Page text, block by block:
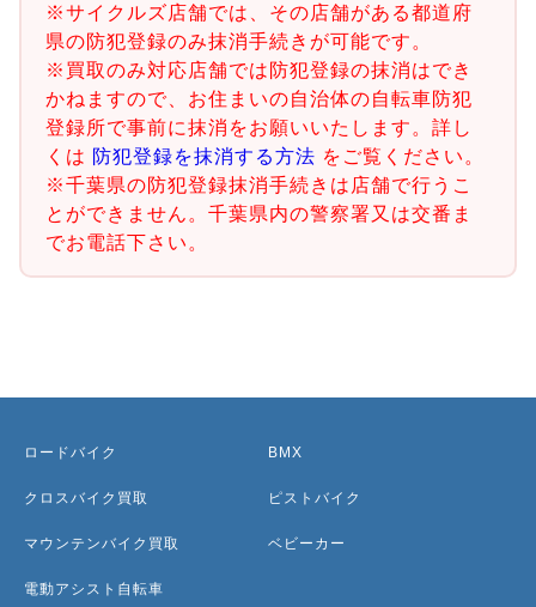
※サイクルズ店舗では、その店舗がある都道府
県の防犯登録のみ抹消手続きが可能です。
※買取のみ対応店舗では防犯登録の抹消はでき
かねますので、お住まいの自治体の自転車防犯
登録所で事前に抹消をお願いいたします。詳し
くは 防犯登録を抹消する方法 をご覧ください。
※千葉県の防犯登録抹消手続きは店舗で行うこ
とができません。千葉県内の警察署又は交番ま
でお電話下さい。
ロードバイク
クロスバイク買取
マウンテンバイク買取
電動アシスト自転車
BMX
ピストバイク
ベビーカー